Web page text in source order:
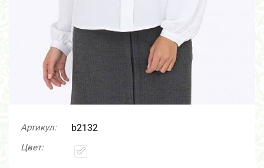
Артикул: b2132
Цвет: